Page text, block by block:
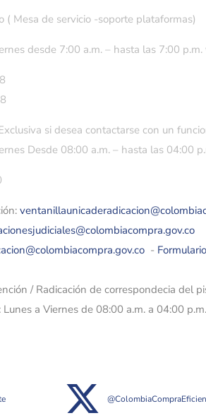
( Mesa de servicio -soporte plataformas)
desde 7:00 a.m. – hasta las 7:00
si desea contactarse con un
Desde 08:00 a.m. – hasta las 04:00
-
/ Radicación de correspondecia del
a Viernes de 08:00 a.m. a 04:00 p.m.